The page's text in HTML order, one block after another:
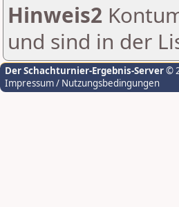
Hinweis2
und sind in der
Der Schachturnier-Ergebnis-Server©
Impressum / Nutzungsbedingungen